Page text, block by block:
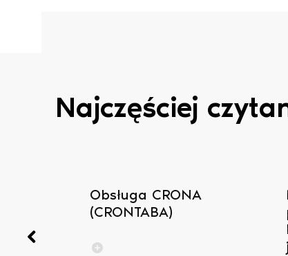
Najczęściej
Obsługa CRONA
(CRONTABA)